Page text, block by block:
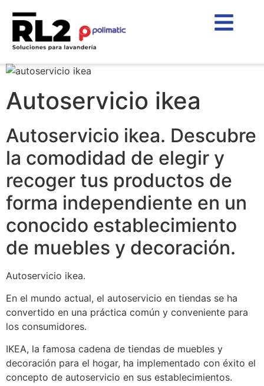
Autoservicio ikea
Autoservicio ikea. Descubre
la comodidad de elegir y
recoger tus productos de
forma independiente en un
conocido establecimiento
de muebles y decoración.
Autoservicio ikea.
En el mundo actual, el autoservicio en tiendas se ha
convertido en una práctica común y conveniente para
los consumidores.
IKEA, la famosa cadena de tiendas de muebles y
decoración para el hogar, ha implementado con éxito el
concepto de autoservicio en sus establecimientos.